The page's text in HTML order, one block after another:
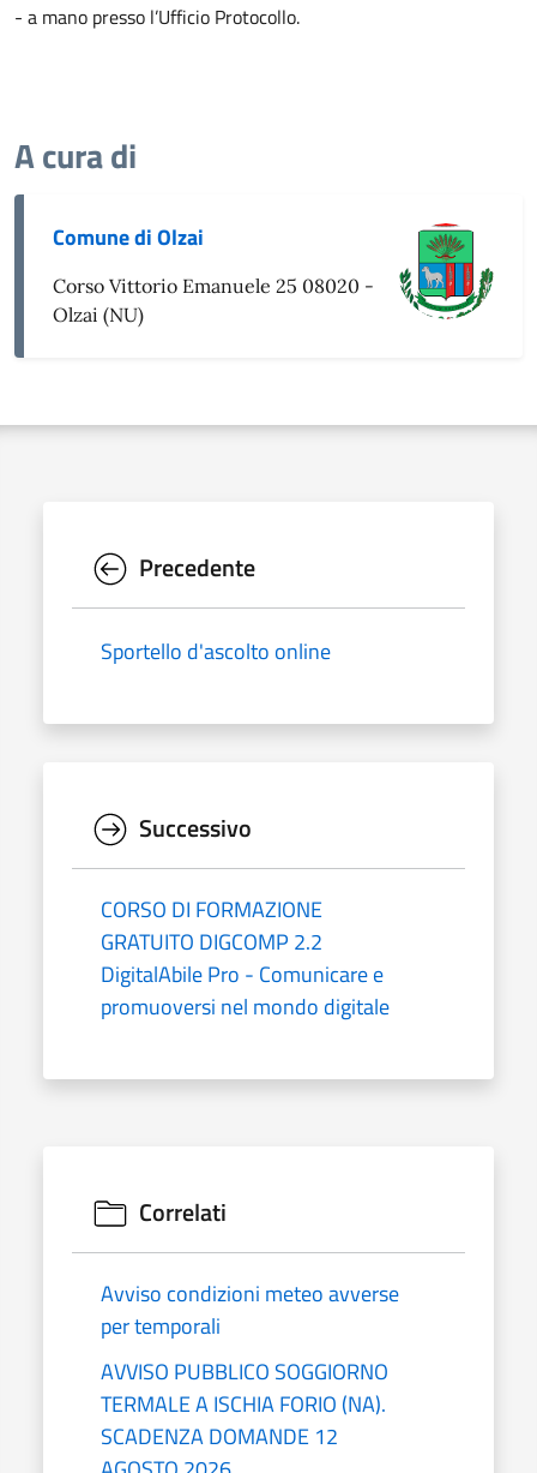
- a mano presso l’Ufficio Protocollo.
A cura di
Comune di Olzai
Corso Vittorio Emanuele 25 08020 -
Olzai (NU)
Precedente
Sportello d'ascolto online
Successivo
CORSO DI FORMAZIONE
GRATUITO DIGCOMP 2.2
DigitalAbile Pro - Comunicare e
promuoversi nel mondo digitale
Correlati
Avviso condizioni meteo avverse
per temporali
AVVISO PUBBLICO SOGGIORNO
TERMALE A ISCHIA FORIO (NA).
SCADENZA DOMANDE 12